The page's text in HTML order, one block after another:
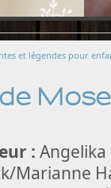
et légendes pour
:
Marianne